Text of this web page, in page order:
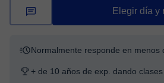
Elegir día y
Normalmente responde en menos
+ de 10 años de exp. dando